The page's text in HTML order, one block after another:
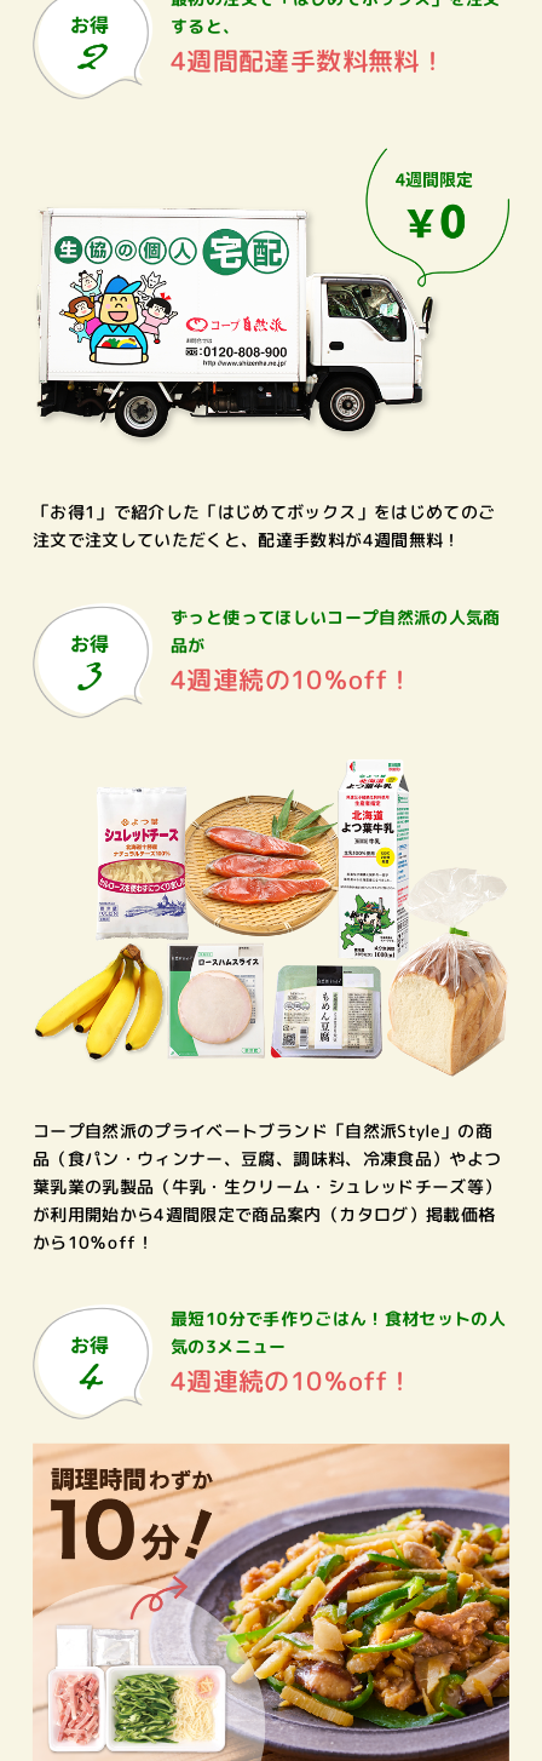
すると、
4週間配達手数料無料！
「お得1」で紹介した「はじめてボックス」をはじめてのご
注文で注文していただくと、配達手数料が4週間無料！
ずっと使ってほしいコープ自然派の人気商
品が
4週連続の10％off！
コープ自然派のプライベートブランド「自然派Style」の商
品（食パン・ウィンナー、豆腐、調味料、冷凍食品）やよつ
葉乳業の乳製品（牛乳・生クリーム・シュレッドチーズ等）
が利用開始から4週間限定で商品案内（カタログ）掲載価格
から10％off！
最短10分で手作りごはん！ 食材セットの人
気の3メニュー
4週連続の10％off！